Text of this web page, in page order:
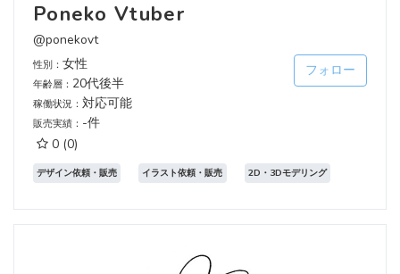
Poneko Vtuber
@ponekovt
性別： 女性
年齢層： 20代後半
稼働状況： 対応可能
販売実績： -件
0 (0)
フォロー
デザイン依頼・販売 イラスト依頼・販売 2D・3Dモデリング